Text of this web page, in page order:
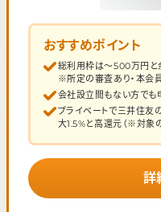
おすすめポイント
総利用枠は～500万円と
※所定の審査あり・本会
会社設立間もない方でも
プライベートで三井住友
大1.5%と高還元（※対象
詳